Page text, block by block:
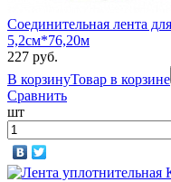
Соединительная лента
5,2см*76,20м
227 руб.
В корзинуТовар в корзине
Сравнить
шт